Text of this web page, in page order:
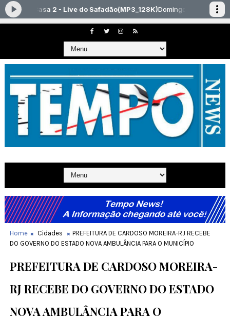
Home Cidades
PREFEITURA DE CARDOSO MOREIRA-RJ RECEBE
DO GOVERNO DO ESTADO NOVA AMBULÂNCIA PARA O MUNICÍPIO
PREFEITURA DE CARDOSO MOREIRA-
RJ RECEBE DO GOVERNO DO ESTADO
NOVA AMBULÂNCIA PARA O